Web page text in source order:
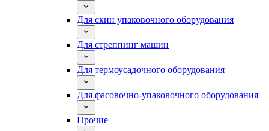
Для скин упаковочного оборудования
Для стреппинг машин
Для термоусадочного оборудования
Для фасовочно-упаковочного оборудования
Прочие